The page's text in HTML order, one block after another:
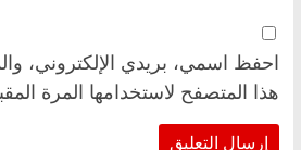
احفظ اسمي، بريدي الإلكتروني،
هذا المتصفح لاستخدامها المرة